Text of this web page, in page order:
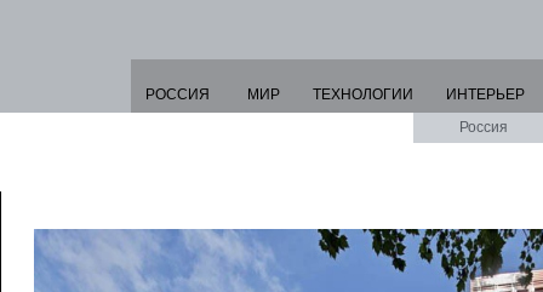
РОССИЯ МИР ТЕХНОЛОГИИ
ИНТЕРЬЕР
Россия